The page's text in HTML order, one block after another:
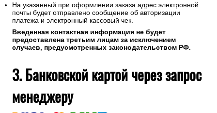
На указанный при оформлении заказа адрес электронной
почты будет отправлено сообщение об авторизации
платежа и электронный кассовый чек.
Введенная контактная информация не будет
предоставлена третьим лицам за исключением
случаев, предусмотренных законодательством РФ.
3. Банковской картой через запрос
менеджеру